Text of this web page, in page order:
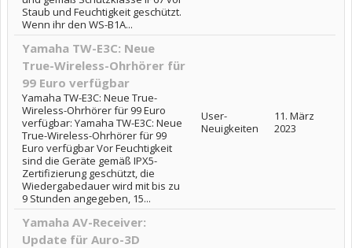
Staub und Feuchtigkeit geschützt.
Wenn ihr den WS-B1A...
Yamaha TW-E3C: Neue
True-Wireless-Ohrhörer für
99 Euro verfügbar
Yamaha TW-E3C: Neue True-
Wireless-Ohrhörer für 99 Euro
verfügbar: Yamaha TW-E3C: Neue
True-Wireless-Ohrhörer für 99
Euro verfügbar Vor Feuchtigkeit
sind die Geräte gemäß IPX5-
Zertifizierung geschützt, die
Wiedergabedauer wird mit bis zu
9 Stunden angegeben, 15...
User-
Neuigkeiten
11. März
2023
Yamaha AV-Receiver:
Update für Auro-3D